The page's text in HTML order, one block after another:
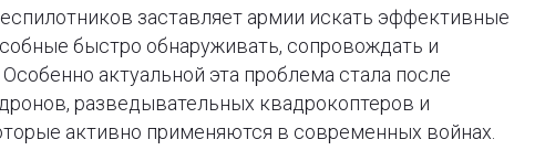
заставляет армии искать эффективные
быстро обнаруживать, сопровождать и
актуальной эта проблема стала после
разведывательных квадрокоптеров и
активно применяются в современных войнах.